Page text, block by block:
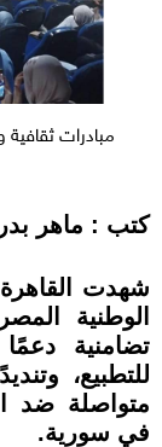
مبادرات
كتب : ماهر بدر
شهدت
الوطنية
تضامنية
للتطبيع،
متواصلة ضد
في سورية.